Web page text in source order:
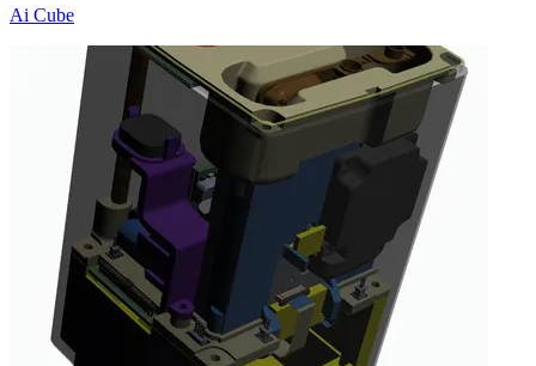
Ai Cube